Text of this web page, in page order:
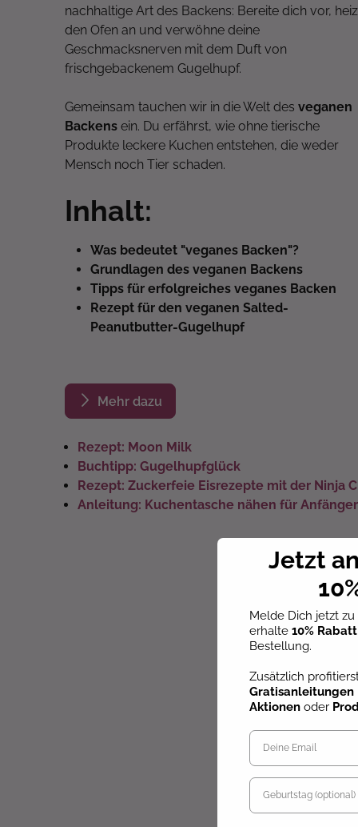
nachhaltige Art des Backens: Bereite dich vor,
den Ofen an und verwöhne deine
Geschmacksnerven mit dem Duft von
frischgebackenem Gugelhupf.
Gemeinsam tauchen wir in die Welt des veganen
Backens ein. Du erfährst, wie ohne tierische
Produkte leckere Kuchen entstehen, die weder
Mensch noch Tier schaden.
Inhalt:
Was bedeutet "veganes Backen"?
Grundlagen des veganen Backens
Tipps für erfolgreiches veganes Backen
Rezept für den veganen Salted-
Peanutbutter-Gugelhupf
Mehr dazu
Rezept: Moon Milk
Buchtipp: Gugelhupfglück
Rezept: Zuckerfeie Eisrezepte mit der Ninja
Anleitung: Kuchentasche nähen für
Jetzt
Melde Dich jetzt
erhalte 10% Rabatt
Bestellung.
Zusätzlich
Gratisanleitungen
Aktionen oder